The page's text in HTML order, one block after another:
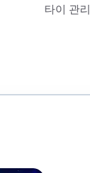
타이 관리